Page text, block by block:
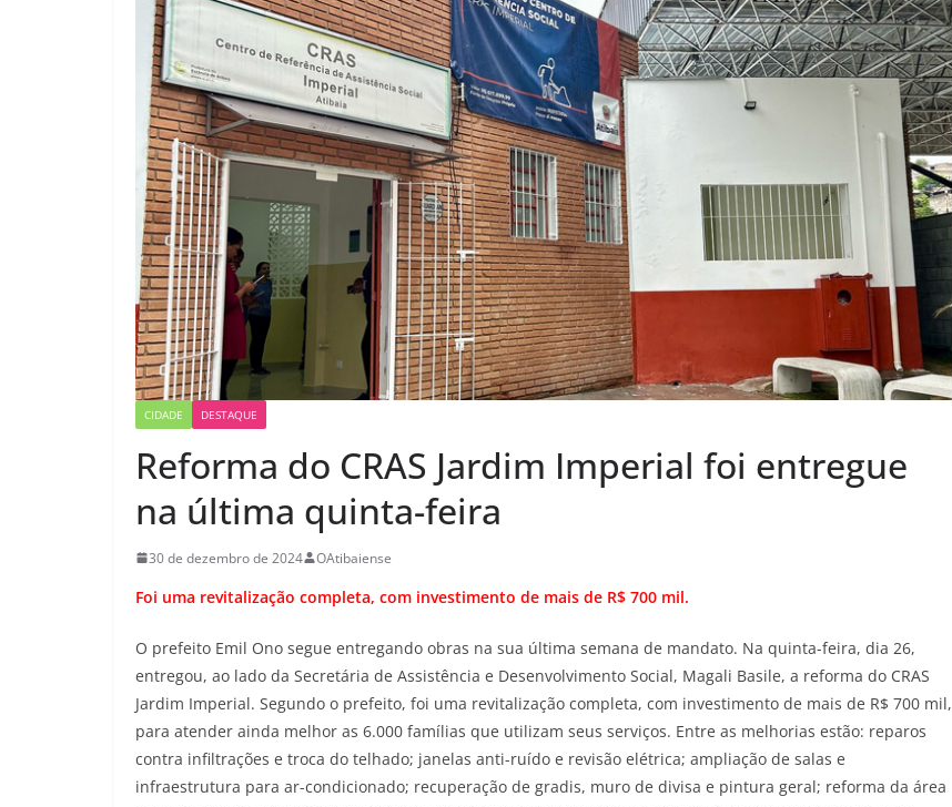
CIDADE DESTAQUE
Reforma do CRAS Jardim Imperial foi entregue
na última quinta-feira
30 de dezembro de 2024 OAtibaiense
Foi uma revitalização completa, com investimento de mais de R$ 700 mil.
O prefeito Emil Ono segue entregando obras na sua última semana de mandato. Na quinta-feira, dia 26,
entregou, ao lado da Secretária de Assistência e Desenvolvimento Social, Magali Basile, a reforma do CRAS
Jardim Imperial. Segundo o prefeito, foi uma revitalização completa, com investimento de mais de R$ 700 mil,
para atender ainda melhor as 6.000 famílias que utilizam seus serviços. Entre as melhorias estão: reparos
contra infiltrações e troca do telhado; janelas anti-ruído e revisão elétrica; ampliação de salas e
infraestrutura para ar-condicionado; recuperação de gradis, muro de divisa e pintura geral; reforma da área